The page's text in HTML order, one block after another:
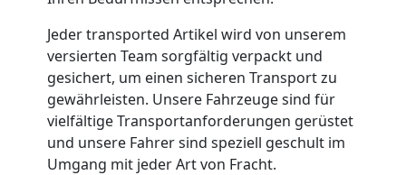
Jeder transported Artikel wird von unserem
versierten Team sorgfältig verpackt und
gesichert, um einen sicheren Transport zu
gewährleisten. Unsere Fahrzeuge sind für
vielfältige Transportanforderungen gerüstet
und unsere Fahrer sind speziell geschult im
Umgang mit jeder Art von Fracht.
Möbelmontage
Wolfsberg
Möbeltransport